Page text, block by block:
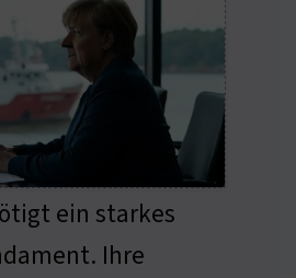
ein starkes
Ihre